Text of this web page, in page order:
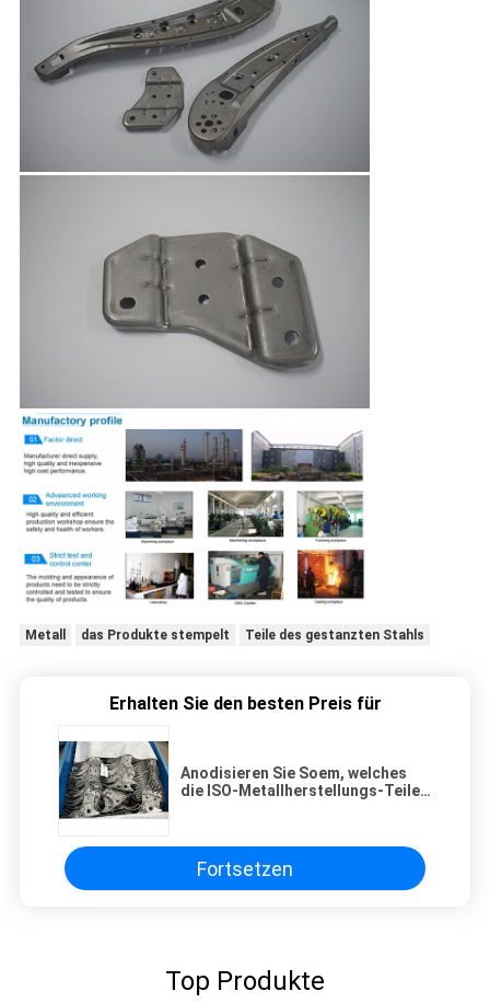
Metall das Produkte stempelt Teile des gestanzten Stahls
Erhalten Sie den besten Preis für
Anodisieren Sie Soem, welches
die ISO-Metallherstellungs-Teile
Fortsetzen
Top Produkte